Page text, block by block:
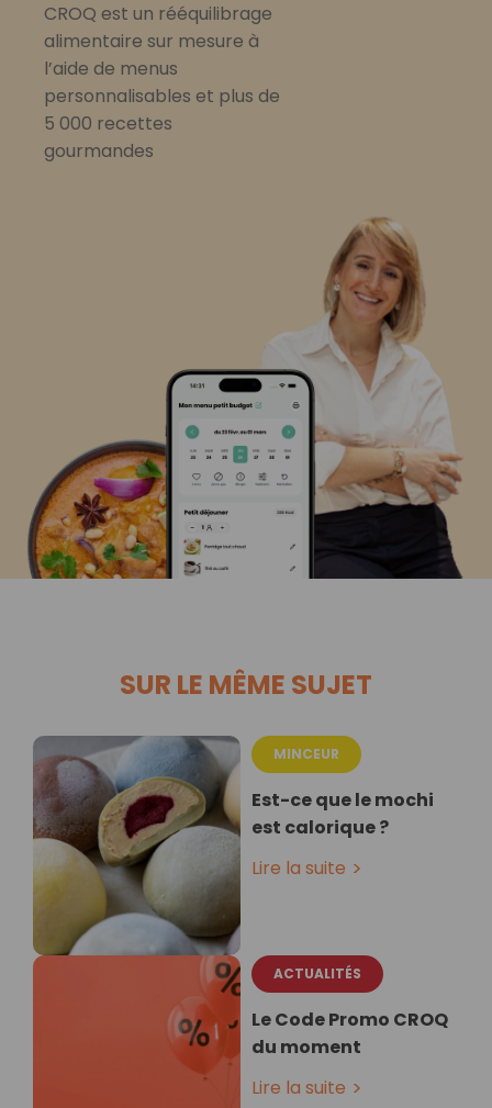
CROQ est un rééquilibrage
alimentaire sur mesure à
l’aide de menus
personnalisables et plus de
5 000 recettes
gourmandes
SUR LE MÊME SUJET
MINCEUR
Est-ce que le mochi
est calorique ?
Lire la suite
ACTUALITÉS
Le Code Promo CROQ
du moment
Lire la suite